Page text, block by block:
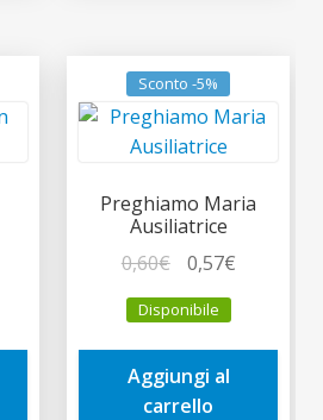
Sconto -5%
Preghiamo Maria
Ausiliatrice
0,60€
prezzo
originale
era:
0,60€.
0,57€Il
è:
Disponibile
Aggiungi al
carrello